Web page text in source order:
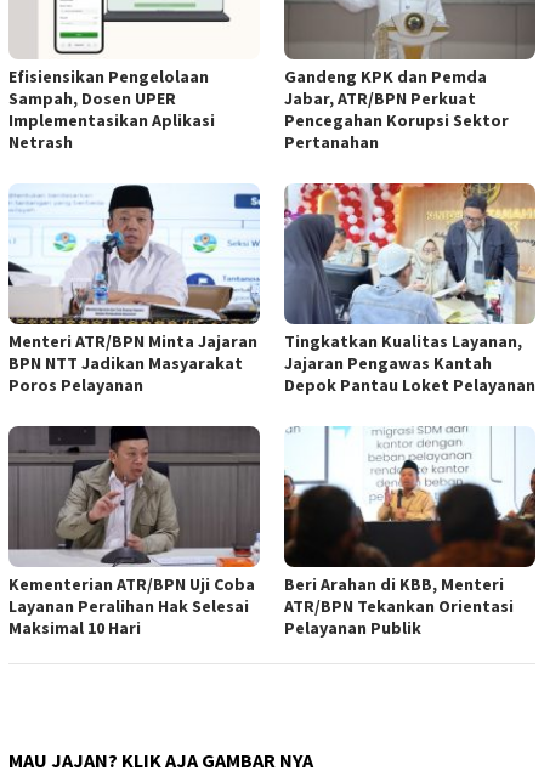
Efisiensikan Pengelolaan
Sampah, Dosen UPER
Implementasikan Aplikasi
Netrash
Gandeng KPK dan Pemda
Jabar, ATR/BPN Perkuat
Pencegahan Korupsi Sektor
Pertanahan
Menteri ATR/BPN Minta Jajaran
BPN NTT Jadikan Masyarakat
Poros Pelayanan
Tingkatkan Kualitas Layanan,
Jajaran Pengawas Kantah
Depok Pantau Loket Pelayanan
Kementerian ATR/BPN Uji Coba
Layanan Peralihan Hak Selesai
Maksimal 10 Hari
Beri Arahan di KBB, Menteri
ATR/BPN Tekankan Orientasi
Pelayanan Publik
MAU JAJAN? KLIK AJA GAMBAR NYA